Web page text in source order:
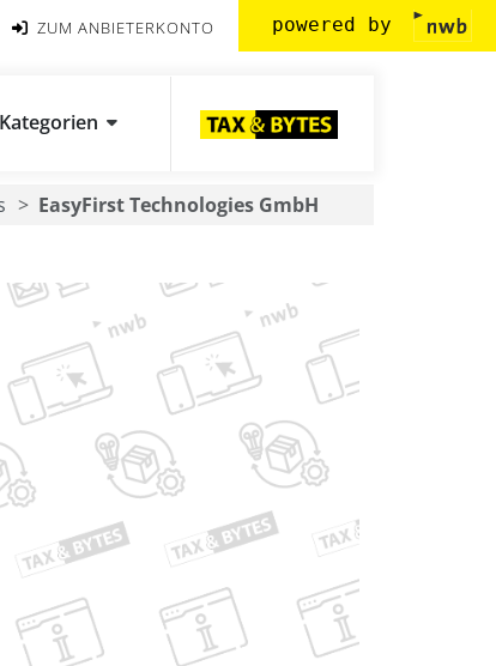
ZUM ANBIETERKONTO powered by
Kategorien
EasyFirst Technologies GmbH